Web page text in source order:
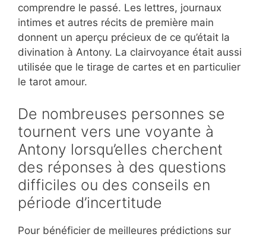
comprendre le passé. Les lettres, journaux
intimes et autres récits de première main
donnent un aperçu précieux de ce qu’était la
divination à Antony. La clairvoyance était aussi
utilisée que le tirage de cartes et en particulier
le tarot amour.
De nombreuses personnes se
tournent vers une voyante à
Antony lorsqu’elles cherchent
des réponses à des questions
difficiles ou des conseils en
période d’incertitude
Pour bénéficier de meilleures prédictions sur